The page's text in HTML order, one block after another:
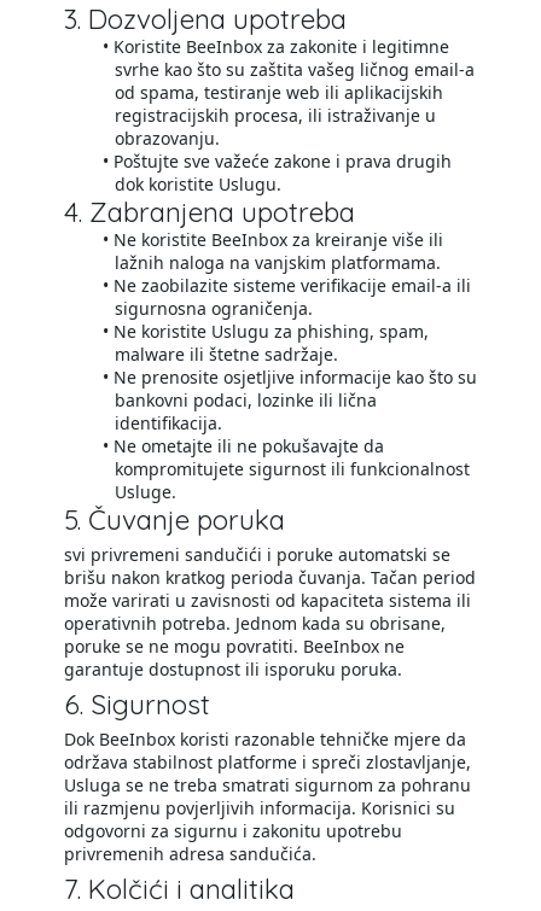
3. Dozvoljena upotreba
Koristite BeeInbox za zakonite i legitimne
svrhe kao što su zaštita vašeg ličnog email-a
od spama, testiranje web ili aplikacijskih
registracijskih procesa, ili istraživanje u
obrazovanju.
Poštujte sve važeće zakone i prava drugih
dok koristite Uslugu.
4. Zabranjena upotreba
Ne koristite BeeInbox za kreiranje više ili
lažnih naloga na vanjskim platformama.
Ne zaobilazite sisteme verifikacije email-a ili
sigurnosna ograničenja.
Ne koristite Uslugu za phishing, spam,
malware ili štetne sadržaje.
Ne prenosite osjetljive informacije kao što su
bankovni podaci, lozinke ili lična
identifikacija.
Ne ometajte ili ne pokušavajte da
kompromitujete sigurnost ili funkcionalnost
Usluge.
5. Čuvanje poruka
svi privremeni sandučići i poruke automatski se
brišu nakon kratkog perioda čuvanja. Tačan period
može varirati u zavisnosti od kapaciteta sistema ili
operativnih potreba. Jednom kada su obrisane,
poruke se ne mogu povratiti. BeeInbox ne
garantuje dostupnost ili isporuku poruka.
6. Sigurnost
Dok BeeInbox koristi razonable tehničke mjere da
održava stabilnost platforme i spreči zlostavljanje,
Usluga se ne treba smatrati sigurnom za pohranu
ili razmjenu povjerljivih informacija. Korisnici su
odgovorni za sigurnu i zakonitu upotrebu
privremenih adresa sandučića.
7. Kolčići i analitika